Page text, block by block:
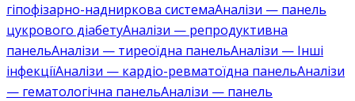
гіпофізарно-надниркова системаАналізи — панель
цукрового діабетуАналізи — репродуктивна
панельАналізи — тиреоїдна панельАналізи — Інші
інфекціїАналізи — кардіо-ревматоїдна панельАналізи
— гематологічна панельАналізи — панель